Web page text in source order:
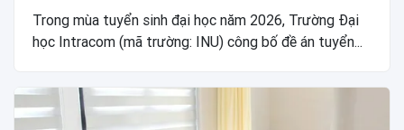
Trong mùa tuyển sinh đại học năm 2026, Trường Đại
học Intracom (mã trường: INU) công bố đề án tuyển...